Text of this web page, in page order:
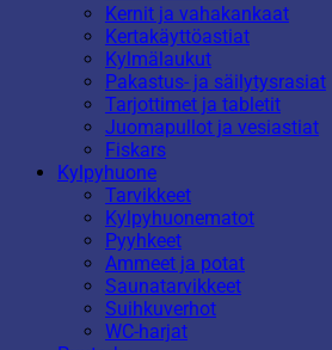
Kernit ja vahakankaat
Kertakäyttöastiat
Kylmälaukut
Pakastus- ja säilytysrasiat
Tarjottimet ja tabletit
Juomapullot ja vesiastiat
Fiskars
Kylpyhuone
Tarvikkeet
Kylpyhuonematot
Pyyhkeet
Ammeet ja potat
Saunatarvikkeet
Suihkuverhot
WC-harjat